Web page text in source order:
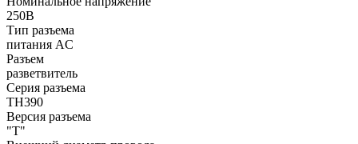
250В
Тип разъема
питания AC
Разъем
разветвитель
Серия разъема
TH390
Версия разъема
"T"